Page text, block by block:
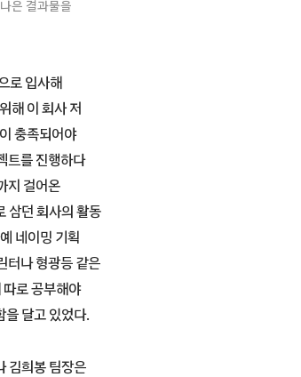
은 결과물을
로 입사해
해 이 회사 저
충족되어야
트를 진행하다
지 걸어온
삼던 회사의 활동
네이밍 기획
터나 형광등 같은
로 공부해야
을 달고 있었다.
김희봉 팀장은